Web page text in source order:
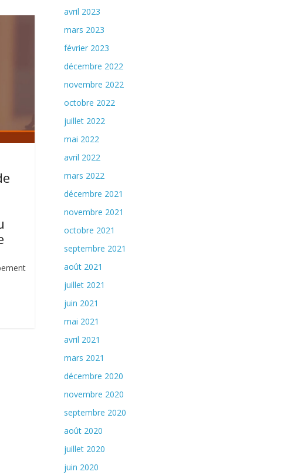
avril 2023
mars 2023
février 2023
décembre 2022
novembre 2022
octobre 2022
juillet 2022
mai 2022
avril 2022
mars 2022
décembre 2021
novembre 2021
octobre 2021
septembre 2021
août 2021
juillet 2021
juin 2021
mai 2021
avril 2021
mars 2021
décembre 2020
novembre 2020
septembre 2020
août 2020
juillet 2020
juin 2020